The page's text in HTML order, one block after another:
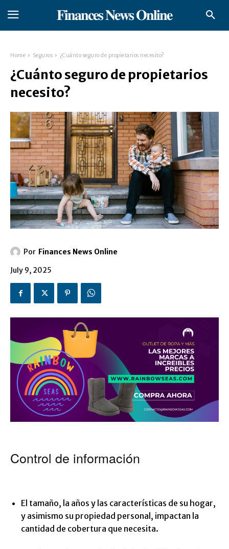
𝐅𝐢𝐧𝐚𝐧𝐜𝐞𝐬 𝐍𝐞𝐰𝐬 𝐎𝐧𝐥𝐢𝐧𝐞
Home Seguros ¿Cuánto seguro de propietarios necesito?
¿Cuánto seguro de propietarios
necesito?
Por Finances News Online
July 9, 2025
Control de información
El tamaño, la años y las características de su hogar,
y asimismo su propiedad personal, impactan la
cantidad de cobertura que necesita.